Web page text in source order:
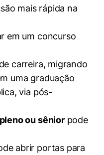
mais rápida na
em um concurso
carreira, migrando
uma graduação
via pós-
ou sêniorpode
abrir portas para